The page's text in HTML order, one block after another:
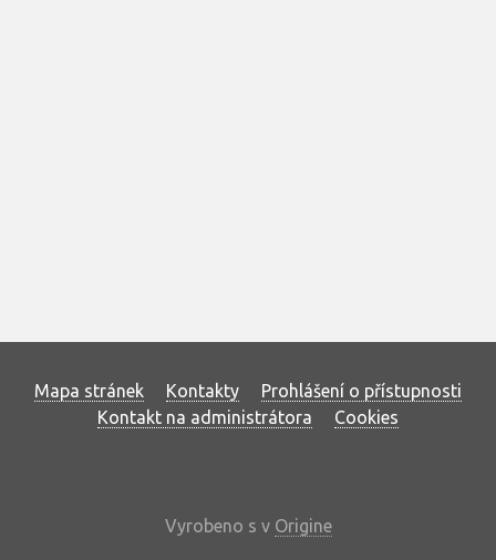
Mapa stránek Kontakty
Prohlášení o přístupnosti
Kontakt na administrátora
Cookies
Vyrobeno s v Origine